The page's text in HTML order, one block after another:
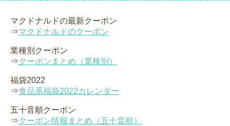
マクドナルドの最新クーポン
⇒マクドナルドのクーポン
業種別クーポン
⇒クーポンまとめ（業種別）
福袋2022
⇒食品系福袋2022カレンダー
五十音順クーポン
⇒クーポン情報まとめ（五十音順）